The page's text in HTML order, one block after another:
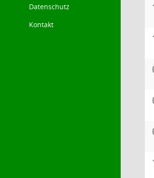
Datenschutz
Kontakt